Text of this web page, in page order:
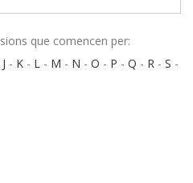
que comencen per:
J - K - L - M - N - O - P - Q - R - S -